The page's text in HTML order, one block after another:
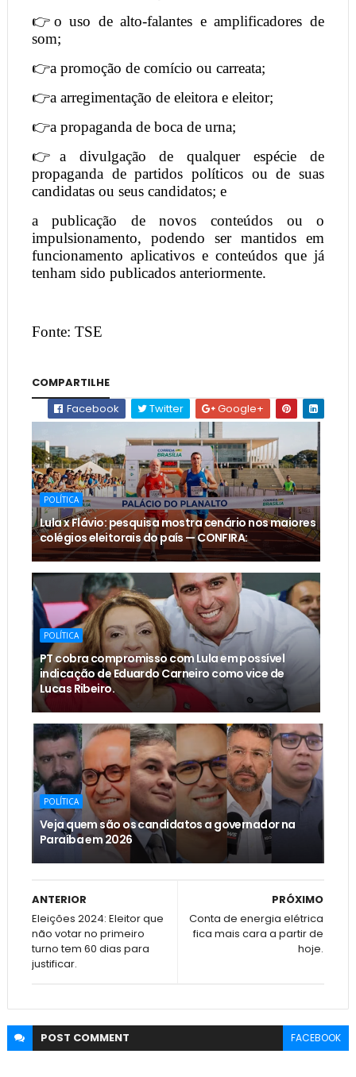
👉o uso de alto-falantes e amplificadores de
som;
👉a promoção de comício ou carreata;
👉a arregimentação de eleitora e eleitor;
👉a propaganda de boca de urna;
👉a divulgação de qualquer espécie de
propaganda de partidos políticos ou de suas
candidatas ou seus candidatos; e
a publicação de novos conteúdos ou o
impulsionamento, podendo ser mantidos em
funcionamento aplicativos e conteúdos que já
tenham sido publicados anteriormente.
Fonte: TSE
COMPARTILHE
Facebook
Twitter Google+
POLÍTICA
Lula x Flávio: pesquisa mostra cenário nos maiores
colégios eleitorais do país — CONFIRA:
POLÍTICA
PT cobra compromisso com Lula em possível
indicação de Eduardo Carneiro como vice de
Lucas Ribeiro.
POLÍTICA
Veja quem são os candidatos a governador na
Paraíba em 2026
PRÓXIMO
Conta de energia elétrica
fica mais cara a partir de
hoje.
ANTERIOR
Eleições 2024: Eleitor que
não votar no primeiro
turno tem 60 dias para
justificar.
POST COMMENT FACEBOOK